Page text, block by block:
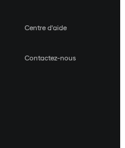
Centre d'aide
Contactez-nous